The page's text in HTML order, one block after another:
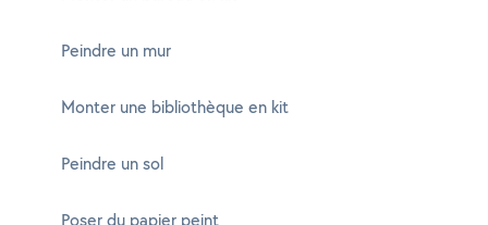
Peindre un mur
Monter une bibliothèque en kit
Peindre un sol
Poser du papier peint